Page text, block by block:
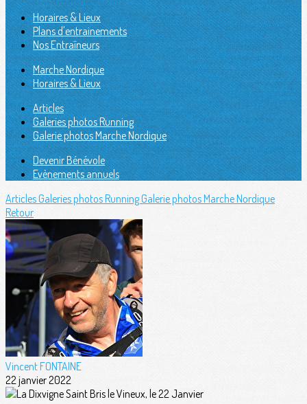
Horaires & Lieux
Plans d'entrainements
Nos Entraîneurs
Marche Nordique
Horaires & Lieux
Articles
Galeries photos Running
Galerie photos Marche Nordique
Devenir Bénévole
Evènements annuels
ArticlesGaleries photos RunningGalerie photos Marche Nordique
Retour
Vincent FONTAINE
22 janvier 2022